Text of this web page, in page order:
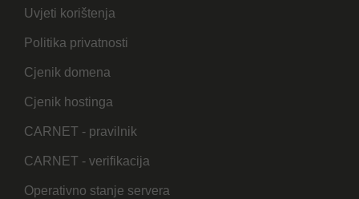
Uvjeti korištenja
Politika privatnosti
Cjenik domena
Cjenik hostinga
CARNET - pravilnik
CARNET - verifikacija
Operativno stanje servera